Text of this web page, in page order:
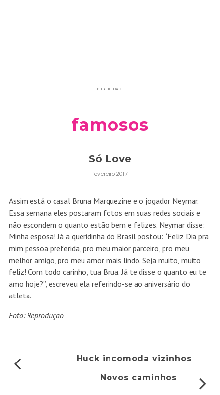
PUBLICIDADE
famosos
Só Love
fevereiro 2017
Assim está o casal Bruna Marquezine e o jogador Neymar.
Essa semana eles postaram fotos em suas redes sociais e
não escondem o quanto estão bem e felizes. Neymar disse:
Minha esposa! Já a queridinha do Brasil postou: “Feliz Dia pra
mim pessoa preferida, pro meu maior parceiro, pro meu
melhor amigo, pro meu amor mais lindo. Seja muito, muito
feliz! Com todo carinho, tua Brua. Já te disse o quanto eu te
amo hoje?”, escreveu ela referindo-se ao aniversário do
atleta.
Foto: Reprodução
Huck incomoda vizinhos
Novos caminhos